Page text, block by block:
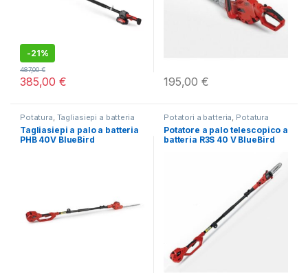
-21%
385,00€
487,00€
195,00€
Potatura, Tagliasiepi a batteria
Tagliasiepi a palo a batteria
PHB 40V BlueBird
Potatori a batteria, Potatura
Potatore a palo telescopico a
batteria R3S 40 V BlueBird